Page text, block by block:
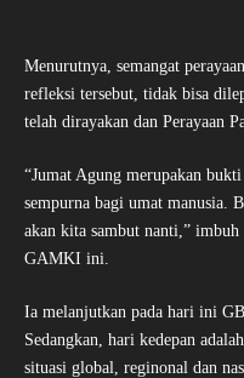
Menurutnya, semangat
refleksi tersebut, tidak bisa
telah dirayakan dan Perayaan
“Jumat Agung merupakan
sempurna bagi umat manusia.
akan kita sambut nanti,”
GAMKI ini.
Ia melanjutkan pada hari ini
Sedangkan, hari kedepan
situasi global, reginonal dan